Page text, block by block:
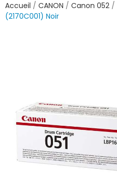
Accueil CANON Canon 052
(2170C001) Noir